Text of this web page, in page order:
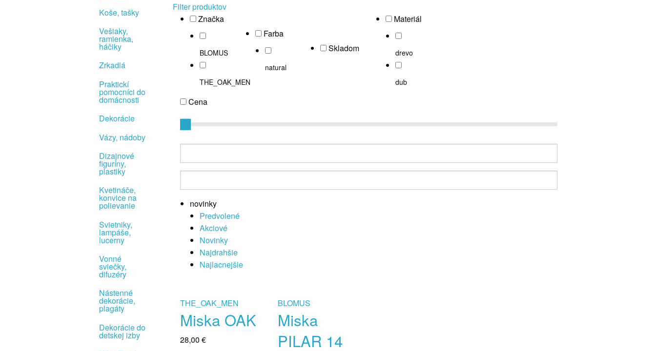
Koše, tašky
Vešiaky,
ramienka,
háčiky
Zrkadlá
Praktickí
pomocníci do
domácnosti
Dekorácie
Vázy, nádoby
Dizajnové
figuríny,
plastiky
Kvetináče,
konvice na
polievanie
Svietniky,
lampáše,
lucerny
Vonné
sviečky,
difuzéry
Nástenné
dekorácie,
plagáty
Dekorácie do
detskej izby
Filter produktov
Značka
BLOMUS
THE_OAK_MEN
Farba
natural
Skladom
Materiál
drevo
dub
Cena
novinky
Predvolené
Akciové
Novinky
Najdrahšie
Najlacnejšie
THE_OAK_MEN
Miska OAK
28,00 €
BLOMUS
Miska
PILAR 14